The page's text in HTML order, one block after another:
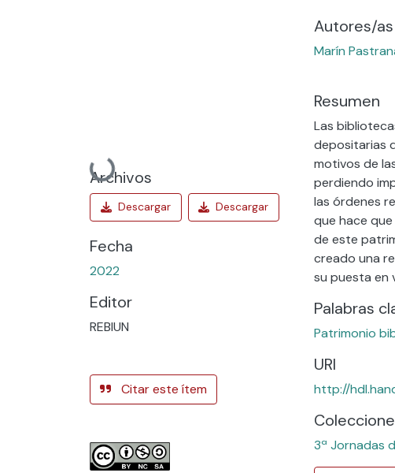
Cargando...
Archivos
Fecha
2022
Editor
REBIUN
Citar este ítem
Autores/as
Marín
Resumen
Las
depositarias
motivos de
perdiendo
las órdenes
que hace
de este
creado una
su puesta en
Palabras
Patrimonio
URI
http://
3ª Jornadas